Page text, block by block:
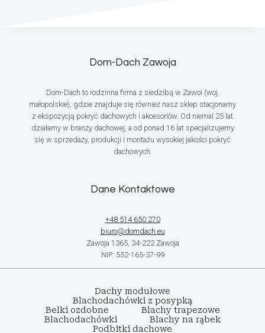
Dom-Dach Zawoja
Dom-Dach to rodzinna firma z siedzibą w Zawoi (woj.
małopolskie), gdzie znajduje się również nasz sklep stacjonarny
z ekspozycją pokryć dachowych i akcesoriów. Od niemal 25 lat
działamy w branży dachowej, a od ponad 16 lat specjalizujemy
się w sprzedaży, produkcji i montażu wysokiej jakości pokryć
dachowych.
Dane Kontaktowe
+48 514 650 270
biuro@domdach.eu
Zawoja 1365, 34-222 Zawoja
NIP: 552-165-37-99
Dachy modułowe
Blachodachówki z posypką
Belki ozdobne
Blachy trapezowe
Blachodachówki
Blachy na rąbek
Podbitki dachowe